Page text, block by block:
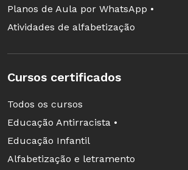
Planos de Aula por WhatsApp •
Atividades de alfabetização
Cursos certificados
Todos os cursos
Educação Antirracista •
Educação Infantil
Alfabetização e letramento